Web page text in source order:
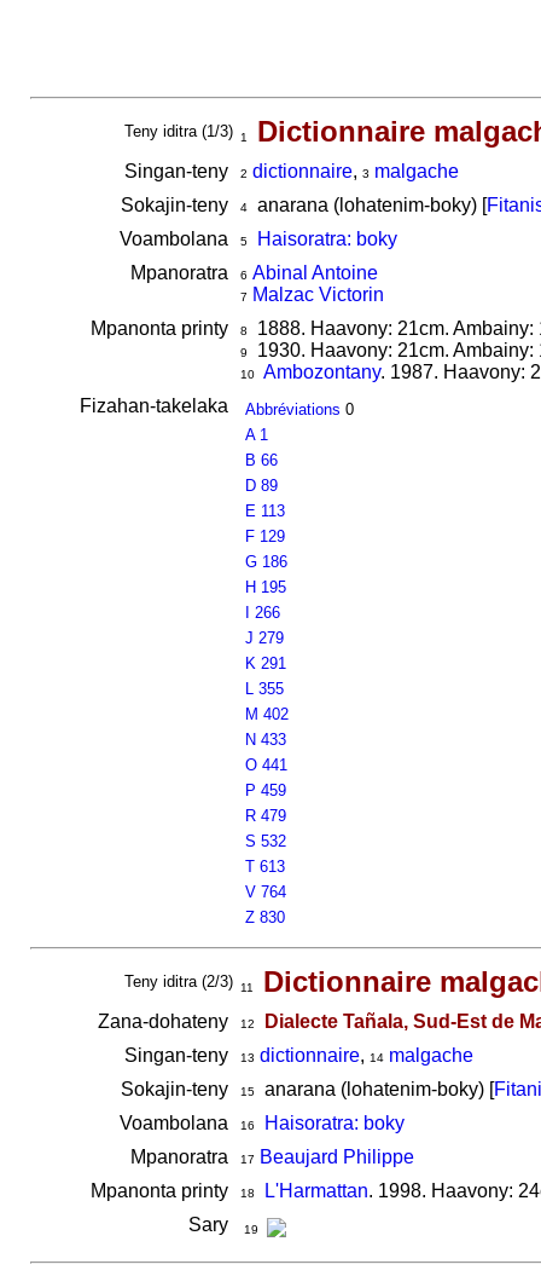
Teny iditra (1/3) 1 Dictionnaire
Singan-teny 2 dictionnaire, 3 malgache
Sokajin-teny
4anarana (lohatenim-boky) [
Voambolana
5
Haisoratra: boky
Mpanoratra
6 Abinal Antoine
7
Malzac Victorin
Mpanonta printy
8 1888. Haavony: 21cm. Ambainy:
9 1930. Haavony: 21cm. Ambainy:
10 Ambozontany. 1987. Haavony:
Fizahan-takelaka
Abbréviations 0
A 1
B 66
D 89
E 113
F 129
G 186
H 195
I 266
J 279
K 291
L 355
M 402
N 433
O 441
P 459
R 479
S 532
T 613
V 764
Z 830
Teny iditra (2/3) 11 Dictionnaire
Zana-dohateny 12
Dialecte Tañala, Sud-Est de
Singan-teny
13 dictionnaire, 14 malgache
Sokajin-teny
15anarana (lohatenim-boky) [
Voambolana
16
Haisoratra: boky
Mpanoratra
17
Beaujard Philippe
Mpanonta printy
18 L'Harmattan. 1998. Haavony:
Sary
19